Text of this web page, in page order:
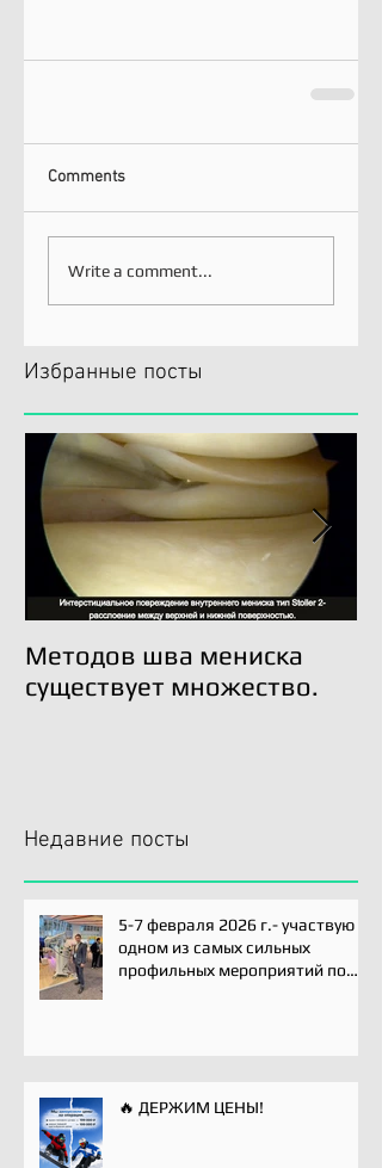
Comments
Write a comment...
Избранные посты
Методов шва мениска
существует множество.
Недавние посты
5-7 февраля 2026 г.- участвую
одном из самых сильных
профильных мероприятий по
🔥 ДЕРЖИМ ЦЕНЫ!